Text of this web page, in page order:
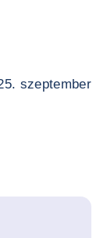
szeptember